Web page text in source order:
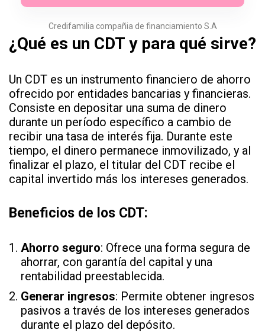
Credifamilia compañia de financiamiento S.A
¿Qué es un CDT y para qué sirve?
Un CDT es un instrumento financiero de ahorro
ofrecido por entidades bancarias y financieras.
Consiste en depositar una suma de dinero
durante un período específico a cambio de
recibir una tasa de interés fija. Durante este
tiempo, el dinero permanece inmovilizado, y al
finalizar el plazo, el titular del CDT recibe el
capital invertido más los intereses generados.
Beneficios de los CDT:
Ahorro seguro: Ofrece una forma segura de
ahorrar, con garantía del capital y una
rentabilidad preestablecida.
Generar ingresos: Permite obtener ingresos
pasivos a través de los intereses generados
durante el plazo del depósito.